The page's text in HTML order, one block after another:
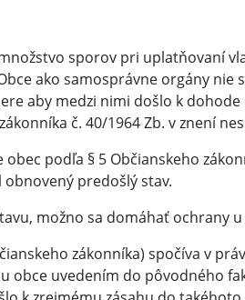
sporov pri uplatňovaní
ako samosprávne orgány nie
aby medzi nimi došlo k
č. 40/1964 Zb. v znení
podľa § 5 Občianskeho
obnovený predošlý stav.
možno sa domáhať ochrany
zákonníka) spočíva v
obce uvedením do pôvodného